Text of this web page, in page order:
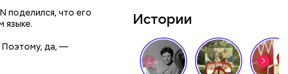
поделился, что его
языке.
Поэтому, да, —
микроэлементов, —
Истории